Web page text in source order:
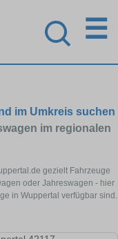
☰
im Umkreis suchen
im regionalen
gezielt Fahrzeuge
oder Jahreswagen - hier
in Wuppertal verfügbar sind.